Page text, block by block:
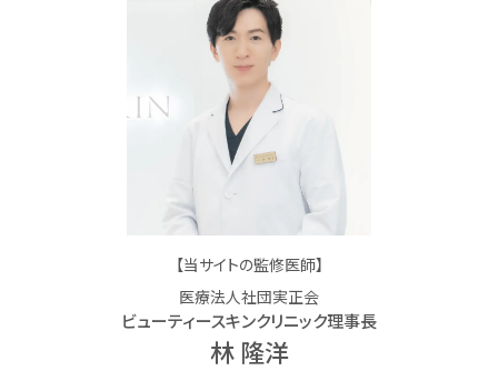
【当サイトの監修医師】
医療法人社団実正会
ビューティースキンクリニック理事長
林 隆洋